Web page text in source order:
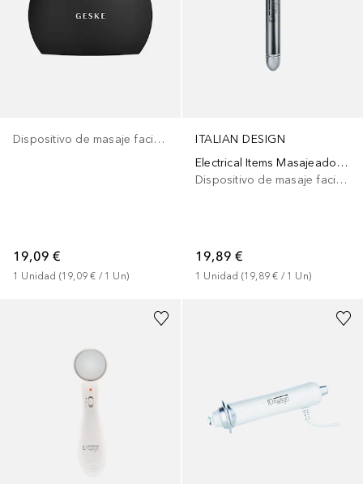
Dispositivo de masaje facial eléctrico
19,09 €
1 Unidad (19,09 € / 1 Un)
ITALIAN DESIGN
Electrical Items Masajeador Facial
Dispositivo de masaje facial eléctrico
19,89 €
1 Unidad (19,89 € / 1 Un)